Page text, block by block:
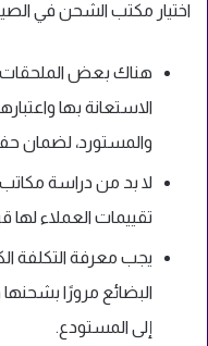
اختيار مكتب الشحن في
هناك بعض الملحقات
الاستعانة بها
والمستورد، لضمان
لا بد من دراسة
تقييمات العملاء
يجب معرفة التكلفة
البضائع مرورًا
إلى المستودع.